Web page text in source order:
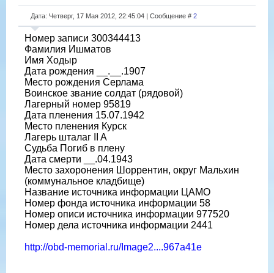
Дата: Четверг, 17 Мая 2012, 22:45:04 | Сообщение # 2
Номер записи 300344413
Фамилия Ишматов
Имя Ходыр
Дата рождения __.__.1907
Место рождения Серлама
Воинское звание солдат (рядовой)
Лагерный номер 95819
Дата пленения 15.07.1942
Место пленения Курск
Лагерь шталаг II A
Судьба Погиб в плену
Дата смерти __.04.1943
Место захоронения Шоррентин, округ Мальхин
(коммунальное кладбище)
Название источника информации ЦАМО
Номер фонда источника информации 58
Номер описи источника информации 977520
Номер дела источника информации 2441
http://obd-memorial.ru/Image2....967a41e